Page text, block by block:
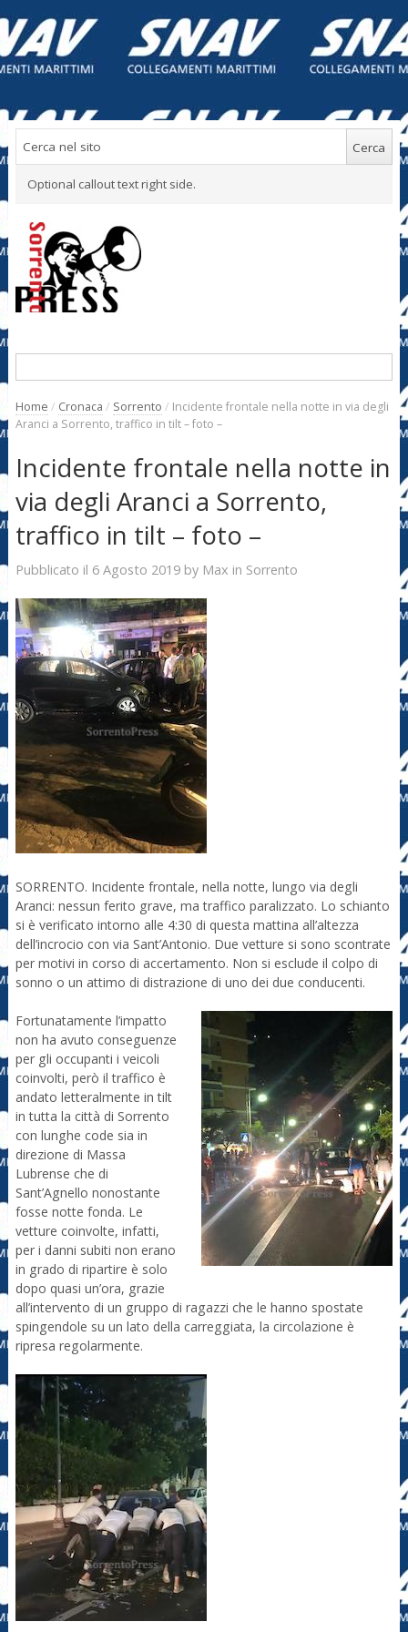
Optional callout text right side.
Home / Cronaca / Sorrento / Incidente frontale nella notte in via degli
Aranci a Sorrento, traffico in tilt – foto –
Incidente frontale nella notte in
via degli Aranci a Sorrento,
traffico in tilt – foto –
Pubblicato il 6 Agosto 2019by Max in Sorrento
SORRENTO. Incidente frontale, nella notte, lungo via degli
Aranci: nessun ferito grave, ma traffico paralizzato. Lo schianto
si è verificato intorno alle 4:30 di questa mattina all’altezza
dell’incrocio con via Sant’Antonio. Due vetture si sono scontrate
per motivi in corso di accertamento. Non si esclude il colpo di
sonno o un attimo di distrazione di uno dei due conducenti.
Fortunatamente l’impatto
non ha avuto conseguenze
per gli occupanti i veicoli
coinvolti, però il traffico è
andato letteralmente in tilt
in tutta la città di Sorrento
con lunghe code sia in
direzione di Massa
Lubrense che di
Sant’Agnello nonostante
fosse notte fonda. Le
vetture coinvolte, infatti,
per i danni subiti non erano
in grado di ripartire è solo
dopo quasi un’ora, grazie
all’intervento di un gruppo di ragazzi che le hanno spostate
spingendole su un lato della carreggiata, la circolazione è
ripresa regolarmente.